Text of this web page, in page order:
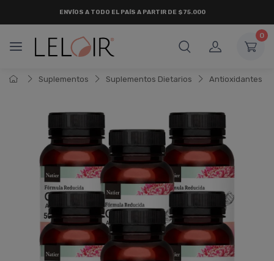
ENVÍOS A TODO EL PAÍS A PARTIR DE $75.000
0
Suplementos Suplementos Dietarios Antioxidantes